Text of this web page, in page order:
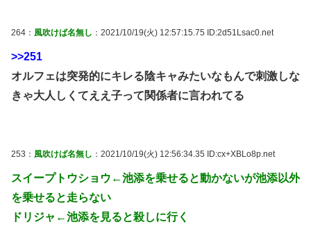
264： 風吹けば名無し ：2021/10/19(火) 12:57:15.75 ID:2d51Lsac0.net
>>251
オルフェは突発的にキレる陰キャみたいなもんで刺激しな
きゃ大人しくてええ子って関係者に言われてる
253： 風吹けば名無し ：2021/10/19(火) 12:56:34.35 ID:cx+XBLo8p.net
スイープトウショウ←池添を乗せると動かないが池添以外
を乗せると走らない
ドリジャ←池添を見ると殺しに行く